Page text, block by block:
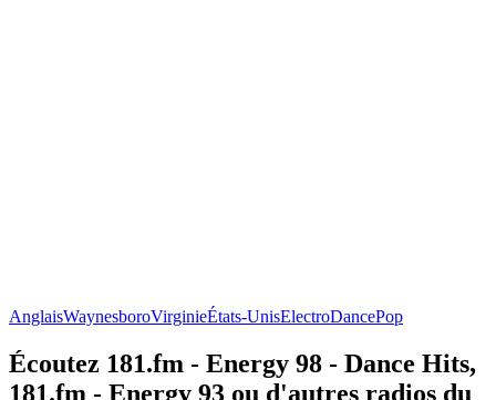
AnglaisWaynesboroVirginieÉtats-UnisElectroDancePop
Écoutez 181.fm - Energy 98 - Dance Hits,
181.fm - Energy 93 ou d'autres radios du